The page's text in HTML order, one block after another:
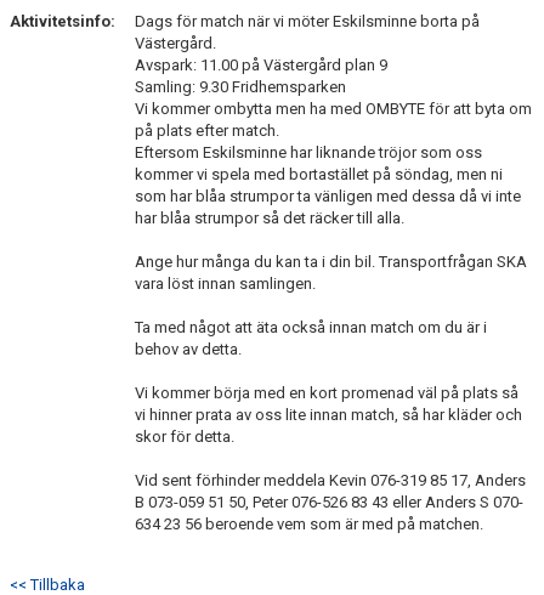
Aktivitetsinfo:
Dags för match när vi möter Eskilsminne borta på
Västergård.
Avspark: 11.00 på Västergård plan 9
Samling: 9.30 Fridhemsparken
Vi kommer ombytta men ha med OMBYTE för att byta om
på plats efter match.
Eftersom Eskilsminne har liknande tröjor som oss
kommer vi spela med bortastället på söndag, men ni
som har blåa strumpor ta vänligen med dessa då vi inte
har blåa strumpor så det räcker till alla.
Ange hur många du kan ta i din bil. Transportfrågan SKA
vara löst innan samlingen.
Ta med något att äta också innan match om du är i
behov av detta.
Vi kommer börja med en kort promenad väl på plats så
vi hinner prata av oss lite innan match, så har kläder och
skor för detta.
Vid sent förhinder meddela Kevin 076-319 85 17, Anders
B 073-059 51 50, Peter 076-526 83 43 eller Anders S 070-
634 23 56 beroende vem som är med på matchen.
<< Tillbaka